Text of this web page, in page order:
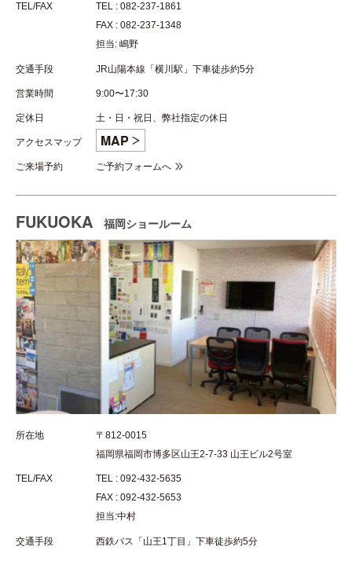
TEL/FAX
TEL : 082-237-1861
FAX : 082-237-1348
担当: 嶋野
交通手段 JR山陽本線「横川駅」下車徒歩約5分
営業時間 9:00〜17:30
定休日 土・日・祝日、弊社指定の休日
アクセスマップ MAP
ご来場予約 ご予約フォームへ
FUKUOKA 福岡ショールーム
所在地
〒812-0015
福岡県福岡市博多区山王2-7-33 山王ビル2号室
TEL/FAX
TEL : 092-432-5635
FAX : 092-432-5653
担当:中村
交通手段 西鉄バス「山王1丁目」下車徒歩約5分